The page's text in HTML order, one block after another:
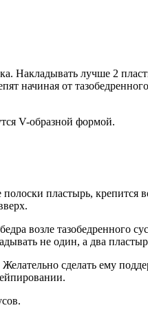
Накладывать лучше 2
начиная от
V-образной формой.
пластырь, крепится
возле тазобедренного
не один, а два
сделать ему